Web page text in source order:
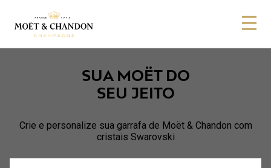
SUA MOËT DO
SEU JEITO
Crie e personalize sua garrafa de Moët & Chandon com
cristais Swarovski